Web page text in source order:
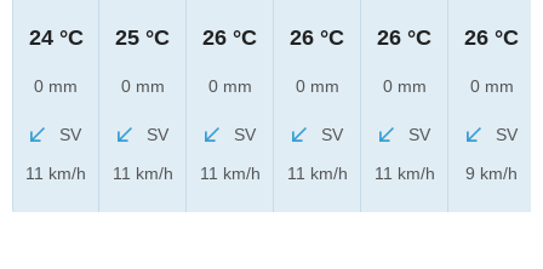
24 °C
0 mm
SV
11 km/h
25 °C
0 mm
SV
11 km/h
26 °C
0 mm
SV
11 km/h
26 °C
0 mm
SV
11 km/h
26 °C
0 mm
SV
11 km/h
26 °C
0 mm
SV
9 km/h